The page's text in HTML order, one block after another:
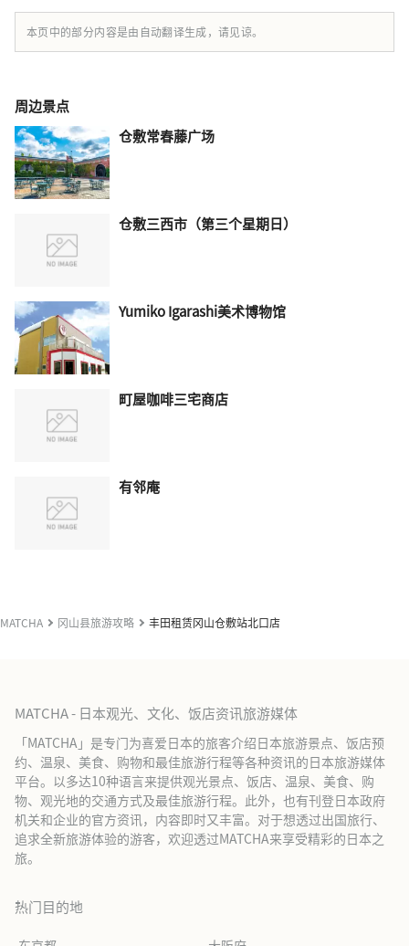
本页中的部分内容是由自动翻译生成，请见谅。
周边景点
仓敷常春藤广场
仓敷三西市（第三个星期日）
Yumiko Igarashi美术博物馆
町屋咖啡三宅商店
有邻庵
MATCHA 冈山县旅游攻略 丰田租赁冈山仓敷站北口店
MATCHA - 日本观光、文化、饭店资讯旅游媒体
「MATCHA」是专门为喜爱日本的旅客介绍日本旅游景点、饭店预
约、温泉、美食、购物和最佳旅游行程等各种资讯的日本旅游媒体
平台。以多达10种语言来提供观光景点、饭店、温泉、美食、购
物、观光地的交通方式及最佳旅游行程。此外，也有刊登日本政府
机关和企业的官方资讯，内容即时又丰富。对于想透过出国旅行、
追求全新旅游体验的游客，欢迎透过MATCHA来享受精彩的日本之
旅。
热门目的地